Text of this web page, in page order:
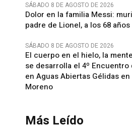
SÁBADO 8 DE AGOSTO DE 2026
Dolor en la familia Messi:
padre de Lionel, a los 68 años
SÁBADO 8 DE AGOSTO DE 2026
El cuerpo en el hielo, la
se desarrolla el 4º Encuentro
en Aguas Abiertas Gélidas
Moreno
Más Leído